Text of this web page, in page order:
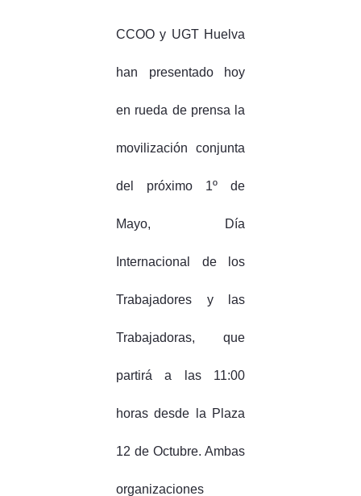
CCOO y UGT Huelva
han presentado hoy
en rueda de prensa la
movilización conjunta
del próximo 1º de
Mayo, Día
Internacional de los
Trabajadores y las
Trabajadoras, que
partirá a las 11:00
horas desde la Plaza
12 de Octubre. Ambas
organizaciones